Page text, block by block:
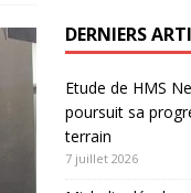
DERNIERS
Etude de HMS
poursuit sa
terrain
7 juillet 2026